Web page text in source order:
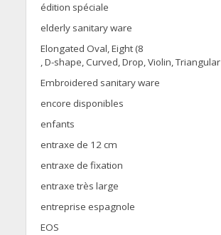
édition spéciale
elderly sanitary ware
Elongated Oval, Eight (8
, D-shape, Curved, Drop, Violin, Triangular
Embroidered sanitary ware
encore disponibles
enfants
entraxe de 12 cm
entraxe de fixation
entraxe très large
entreprise espagnole
EOS